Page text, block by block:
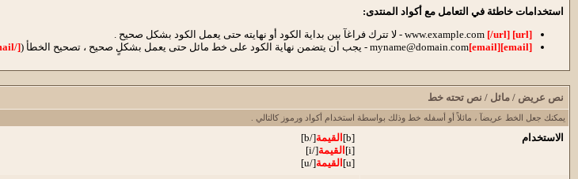
استخدامات خاطئة في التعامل مع أكواد المنتدى:
[url]
[/url]
- لا تترك فراغآ بين بداية الكود أو نهايته حتى يعمل الكود بشكل صحيح .
[email]
myname@domain.com [email] - يجب أن يتضمن نهاية الكود على خط مائل حتى يعمل بشكلٍ صحيح ، تصحيح الخطأ ([/email]
نص عريض / مائل / نص تحته خط
يمكنك جعل الخط عريضآ ، مائلاً أو أسفله خط وذلك بواسطة استخدام أكواد ورموز كالتالي .
الاستخدام [b] القيمة[/b]
[i]
القيمة[/i]
[u]
القيمة[/u]